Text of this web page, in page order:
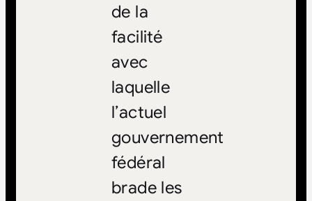
de la
facilité
avec
laquelle
l’actuel
gouvernement
fédéral
brade les